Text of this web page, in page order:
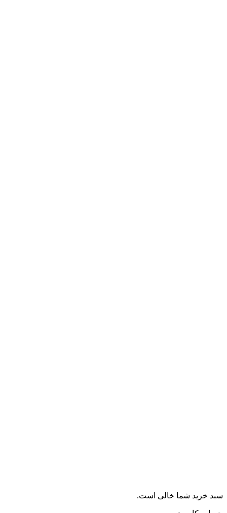
سبد خرید شما خالی است.